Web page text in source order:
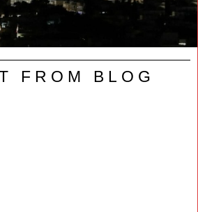
FROM BLOG